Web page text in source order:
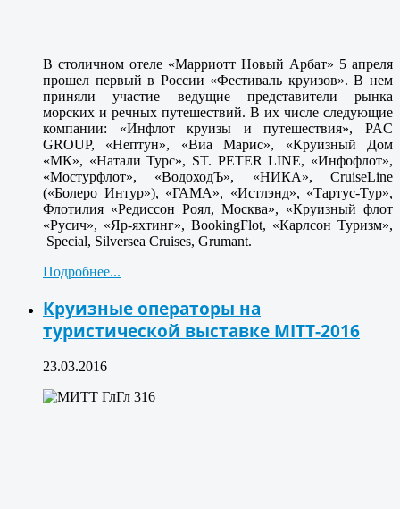
В столичном отеле «Марриотт Новый Арбат» 5 апреля
прошел первый в России «Фестиваль круизов». В нем
приняли участие ведущие представители рынка
морских и речных путешествий. В их числе следующие
компании: «Инфлот круизы и путешествия», PAC
GROUP, «Нептун», «Виа Марис», «Круизный Дом
«МК», «Натали Турc», ST. PETER LINE, «Инфофлот»,
«Мостурфлот», «ВодоходЪ», «НИКА», CruiseLine
(«Болеро Интур»), «ГАМА», «Истлэнд», «Тартус-Тур»,
Флотилия «Редиссон Роял, Москва», «Круизный флот
«Русич», «Яр-яхтинг», BookingFlot, «Карлсон Туризм»,
Special, Silversea Cruises, Grumant.
Подробнее...
Круизные операторы на
туристической выставке MITT-2016
23.03.2016